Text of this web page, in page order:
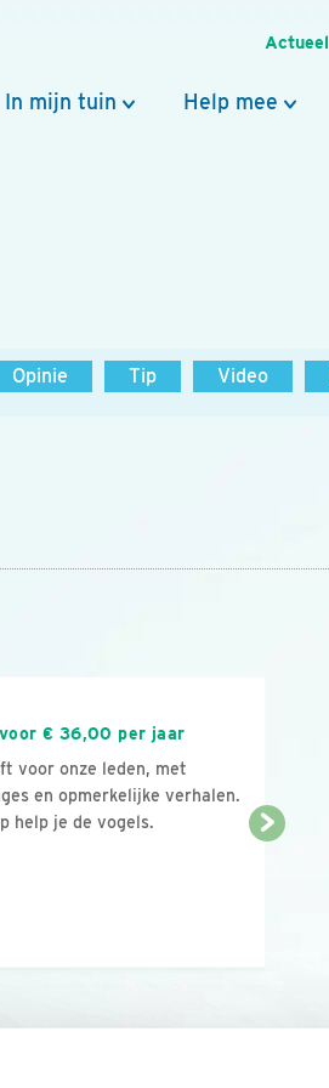
Actueel
In mijn tuin Help mee
Opinie Tip Video
€ 36,00 per jaar
voor onze leden, met
en opmerkelijke verhalen.
help je de vogels.